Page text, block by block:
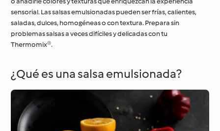
sensorial. Las salsas emulsionadas pueden ser frías, calientes,
saladas, dulces, homogéneas o con textura. Prepara sin
problemas salsas a veces difíciles y delicadas con tu
Thermomix®.
¿Qué es una salsa emulsionada?